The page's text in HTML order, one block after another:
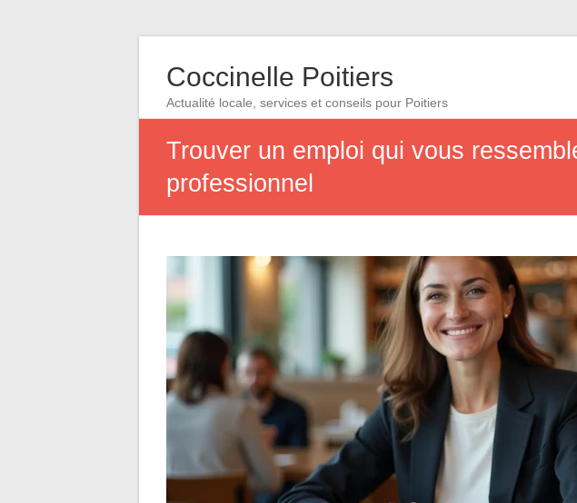
Coccinelle Poitiers
Actualité locale, services et conseils pour Poitiers
Trouver un emploi qui vous
professionnel